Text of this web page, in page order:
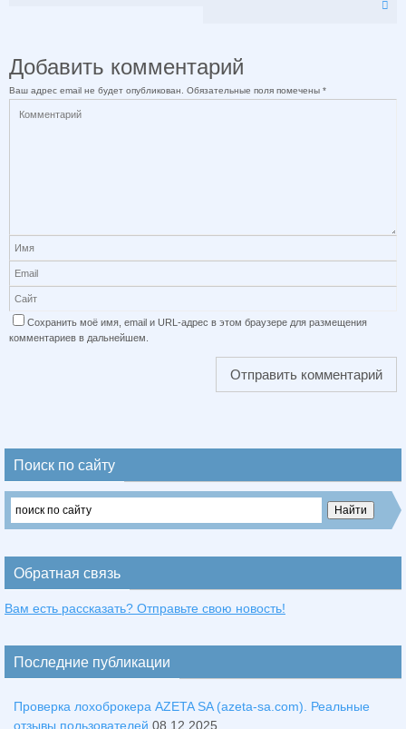
Добавить комментарий
Ваш адрес email не будет опубликован. Обязательные поля помечены *
Сохранить моё имя, email и URL-адрес в этом браузере для размещения
комментариев в дальнейшем.
Поиск по сайту
Обратная связь
Вам есть рассказать? Отправьте свою новость!
Последние публикации
Проверка лохоброкера AZETA SA (azeta-sa.com). Реальные
отзывы пользователей 08.12.2025